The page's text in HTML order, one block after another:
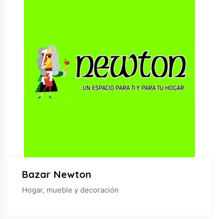
Bazar Newton
Hogar, mueble y decoración